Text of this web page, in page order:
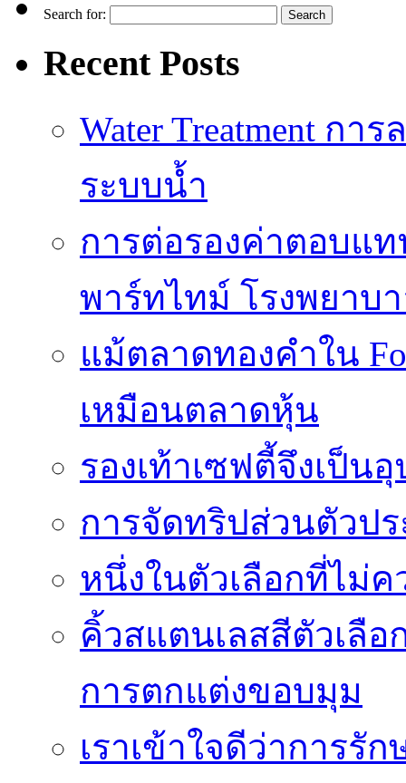
Search for:
Recent Posts
Water Treatment ก
ระบบน้ำ
การต่อรองค่าตอบแ
พาร์ทไทม์ โรงพยาบ
แม้ตลาดทองคำใน
เหมือนตลาดหุ้น
รองเท้าเซฟตี้จึงเป็
การจัดทริปส่วนตัวป
หนึ่งในตัวเลือกที่ไม่ค
คิ้วสแตนเลสสีตัวเลื
การตกแต่งขอบมุม
เราเข้าใจดีว่าการรั